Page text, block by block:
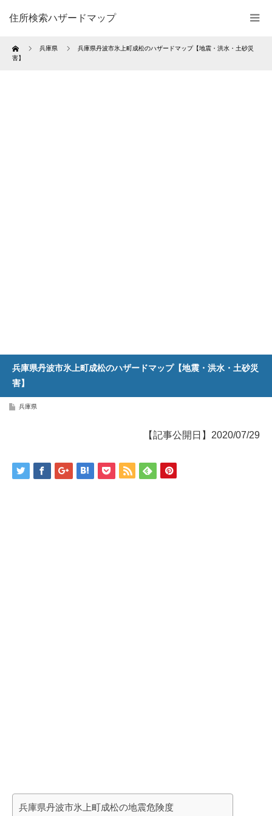
住所検索ハザードマップ
Home 兵庫県
兵庫県丹波市氷上町成松のハザードマップ【地震・洪水・土砂災
害】
兵庫県丹波市氷上町成松のハザードマップ【地震・洪水・土砂災
害】
兵庫県
【記事公開日】2020/07/29
兵庫県丹波市氷上町成松の地震危険度